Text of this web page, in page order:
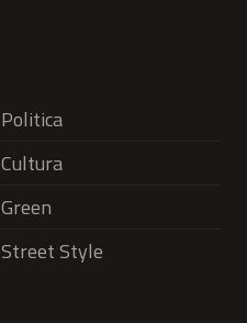
Politica
Cultura
Green
Street Style